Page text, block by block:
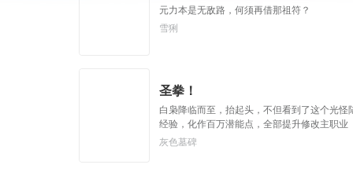
元力本是无敌路，何须再借那祖符？
雪猁
圣拳！
白枭降临而至，抬起头，不但看到了这个光
经验，化作百万潜能点，全部提升修改主职
相搏，海量的金属机甲和生物甲胄爆炸自毁
灰色墓碑